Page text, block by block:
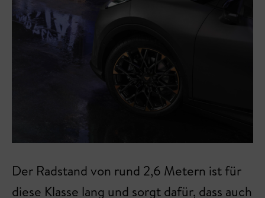
Der Radstand von rund 2,6 Metern ist für
diese Klasse lang und sorgt dafür, dass auch